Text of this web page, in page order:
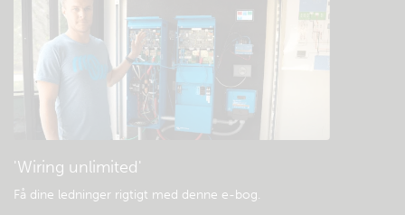
Tjek fællesskabets videnbase
Generelle downloads og dokumentation
'Wiring unlimited'
Få dine ledninger rigtigt med denne e-bog.